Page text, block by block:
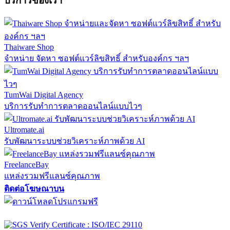
Thaiware Shop
จำหน่าย จัดหา ซอฟต์แวร์ลิขสิทธิ์ สำหรับองค์กร ฯลฯ
TumWai Digital Agency
บริการรับทำการตลาดออนไลน์แบบไวๆ
Ultromate.ai
รับพัฒนาระบบช่วยวิเคราะห์ภาพด้วย AI
FreelanceBay
แหล่งรวมฟรีแลนซ์คุณภาพ
ติดต่อโฆษณาบน